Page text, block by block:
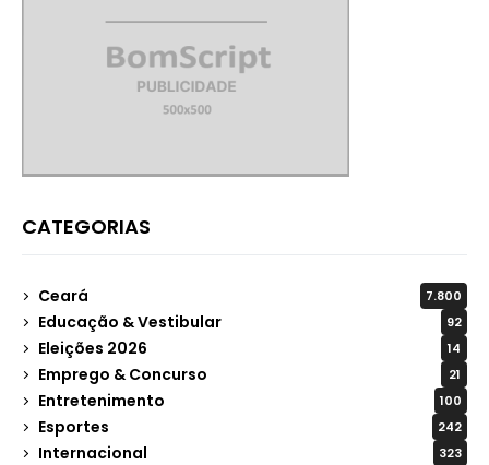
CATEGORIAS
Ceará 7.800
Educação & Vestibular 92
Eleições 2026 14
Emprego & Concurso 21
Entretenimento 100
Esportes 242
Internacional 323